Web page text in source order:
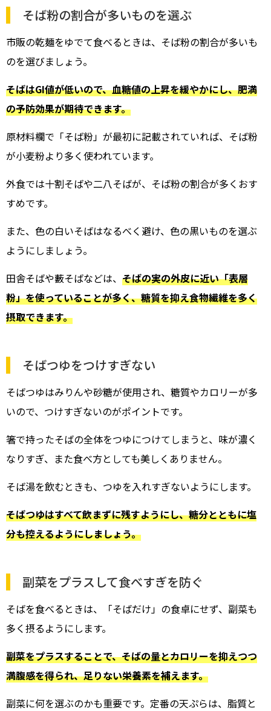
そば粉の割合が多いものを選ぶ
市販の乾麺をゆでて食べるときは、そば粉の割合が多いも
のを選びましょう。
そばはGI値が低いので、血糖値の上昇を緩やかにし、肥満
の予防効果が期待できます。
原材料欄で「そば粉」が最初に記載されていれば、そば粉
が小麦粉より多く使われています。
外食では十割そばや二八そばが、そば粉の割合が多くおす
すめです。
また、色の白いそばはなるべく避け、色の黒いものを選ぶ
ようにしましょう。
田舎そばや藪そばなどは、 そばの実の外皮に近い「表層
粉」を使っていることが多く、糖質を抑え食物繊維を多く
摂取できます。
そばつゆをつけすぎない
そばつゆはみりんや砂糖が使用され、糖質やカロリーが多
いので、つけすぎないのがポイントです。
箸で持ったそばの全体をつゆにつけてしまうと、味が濃く
なりすぎ、また食べ方としても美しくありません。
そば湯を飲むときも、つゆを入れすぎないようにします。
そばつゆはすべて飲まずに残すようにし、糖分とともに塩
分も控えるようにしましょう。
副菜をプラスして食べすぎを防ぐ
そばを食べるときは、「そばだけ」の食卓にせず、副菜も
多く摂るようにします。
副菜をプラスすることで、そばの量とカロリーを抑えつつ
満腹感を得られ、足りない栄養素を補えます。
副菜に何を選ぶのかも重要です。定番の天ぷらは、脂質と